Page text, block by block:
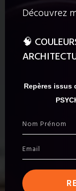
Découvrez
🧠
Repères issus